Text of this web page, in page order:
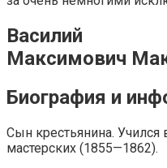
Василий
Максимович
Биография и
Сын крестьянина.
мастерских (1855—1862).